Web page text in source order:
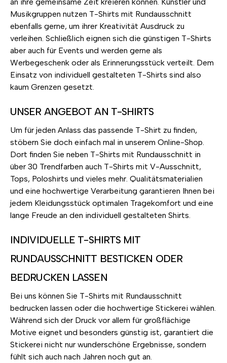
Musikgruppen nutzen T-Shirts mit Rundausschnitt
ebenfalls gerne, um ihrer Kreativität Ausdruck zu
verleihen. Schließlich eignen sich die günstigen T-Shirts
aber auch für Events und werden gerne als
Werbegeschenk oder als Erinnerungsstück verteilt. Dem
Einsatz von individuell gestalteten T-Shirts sind also
kaum Grenzen gesetzt.
UNSER ANGEBOT AN T-SHIRTS
Um für jeden Anlass das passende T-Shirt zu finden,
stöbern Sie doch einfach mal in unserem Online-Shop.
Dort finden Sie neben T-Shirts mit Rundausschnitt in
über 30 Trendfarben auch T-Shirts mit V-Ausschnitt,
Tops, Poloshirts und vieles mehr. Qualitätsmaterialien
und eine hochwertige Verarbeitung garantieren Ihnen bei
jedem Kleidungsstück optimalen Tragekomfort und eine
lange Freude an den individuell gestalteten Shirts.
INDIVIDUELLE T-SHIRTS MIT
RUNDAUSSCHNITT BESTICKEN ODER
BEDRUCKEN LASSEN
Bei uns können Sie T-Shirts mit Rundausschnitt
bedrucken lassen oder die hochwertige Stickerei wählen.
Während sich der Druck vor allem für großflächige
Motive eignet und besonders günstig ist, garantiert die
Stickerei nicht nur wunderschöne Ergebnisse, sondern
fühlt sich auch nach Jahren noch gut an.